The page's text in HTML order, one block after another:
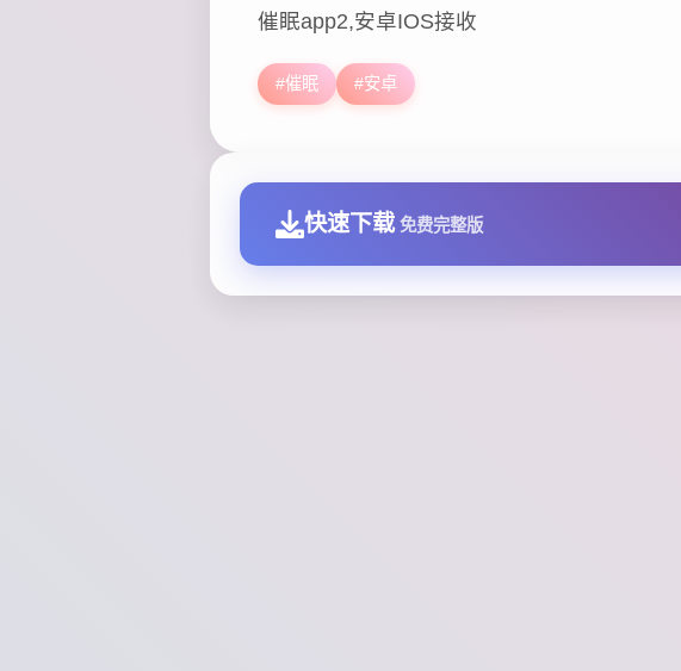
催眠app2,安卓IOS接收
#催眠 #安卓
快速下载 免费完整版